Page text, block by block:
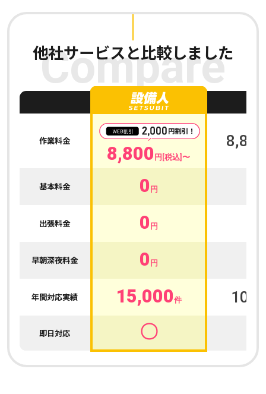
Compare
他社サービスと比較しました
作業料金
8,800 円[税込]〜
8,800
基本料金 0 円
出張料金 0 円
早朝深夜料金 0 円
年間対応実績 15,000件
即日対応 〇